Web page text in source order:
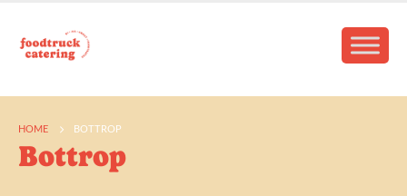
HOME BOTTROP
Bottrop